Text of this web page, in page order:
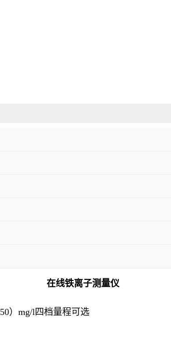
在线铁离子测量仪
）mg/l四档量程可选